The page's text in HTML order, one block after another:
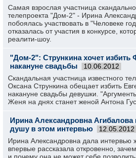
Самая взрослая участница скандально
телепроекта "Дом-2" - Ирина
побоялась участвовать в "Человеке
отказалась от участия в конкурсе,
реалити-шоу.
"Дом-2": Стрункина хочет избить
накануне свадьбы
10.06.2012
Скандальная участница известного
Оксана Стрункина обещает избить
накануне свадьбы девушки.
Женя на днях станет женой Антона
Ирина Александровна
душу в этом интервью
12.05.2012
Ирина Александровна дала интервью
впервые рассказала откровенно,